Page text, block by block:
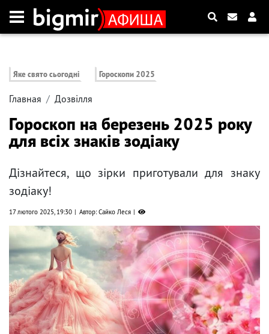
Яке свято сьогодні Гороскопи 2025
Главная Дозвілля
Гороскоп на березень 2025 року
для всіх знаків зодіаку
Дізнайтеся, що зірки приготували для знаку
зодіаку!
17 лютого 2025, 19:30 Автор: Сайко Леся